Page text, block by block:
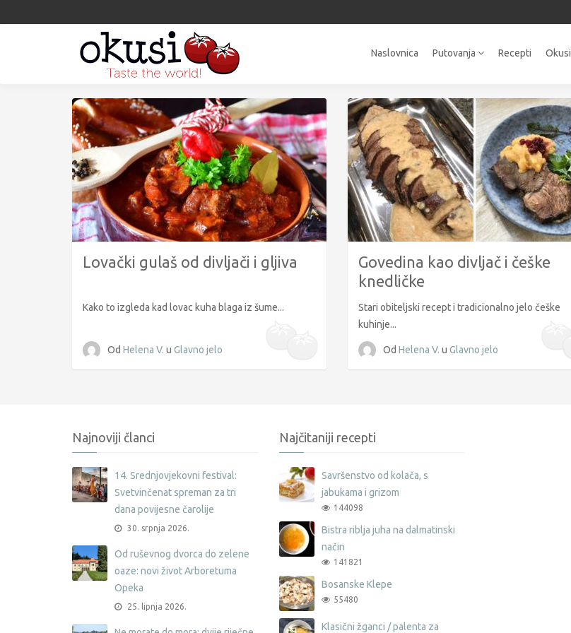
Naslovnica Putovanja Recepti Okusi
Lovački gulaš od divljači i gljiva
Kako to izgleda kad lovac kuha blaga iz šume...
Od Helena V. u Glavno jelo
Govedina kao divljač i češke
knedličke
Stari obiteljski recept i tradicionalno jelo češke
kuhinje...
Od Helena V. u Glavno jelo
Najnoviji članci
14. Srednjovjekovni festival:
Svetvinčenat spreman za tri
dana povijesne čarolije
30. srpnja 2026.
Od ruševnog dvorca do zelene
oaze: novi život Arboretuma
Opeka
25. lipnja 2026.
Najčitaniji recepti
Savršenstvo od kolača, s
jabukama i grizom
144098
Bistra riblja juha na dalmatinski
način
141821
Bosanske Klepe
55480
Klasični žganci / palenta za